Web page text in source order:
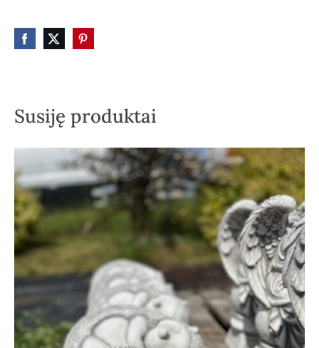
Susiję produktai